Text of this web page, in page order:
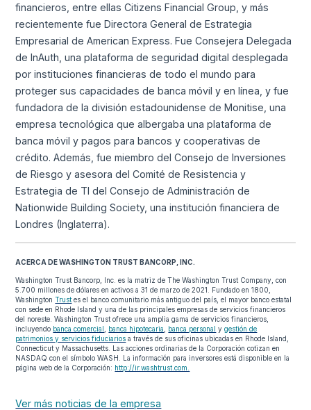
financieros, entre ellas Citizens Financial Group, y más
recientemente fue Directora General de Estrategia
Empresarial de American Express. Fue Consejera Delegada
de InAuth, una plataforma de seguridad digital desplegada
por instituciones financieras de todo el mundo para
proteger sus capacidades de banca móvil y en línea, y fue
fundadora de la división estadounidense de Monitise, una
empresa tecnológica que albergaba una plataforma de
banca móvil y pagos para bancos y cooperativas de
crédito. Además, fue miembro del Consejo de Inversiones
de Riesgo y asesora del Comité de Resistencia y
Estrategia de TI del Consejo de Administración de
Nationwide Building Society, una institución financiera de
Londres (Inglaterra).
ACERCA DE WASHINGTON TRUST BANCORP, INC.
Washington Trust Bancorp, Inc. es la matriz de The Washington Trust Company, con
5.700 millones de dólares en activos a 31 de marzo de 2021. Fundado en 1800,
WashingtonTrust es el banco comunitario más antiguo del país, el mayor banco estatal
con sede en Rhode Island y una de las principales empresas de servicios financieros
del noreste. Washington Trust ofrece una amplia gama de servicios financieros,
incluyendo banca comercial banca hipotecaria banca personal ygestión de
patrimonios y servicios fiduciarios a través de sus oficinas ubicadas en Rhode Island,
Connecticut y Massachusetts. Las acciones ordinarias de la Corporación cotizan en
NASDAQ con el símbolo WASH. La información para inversores está disponible en la
página web de la Corporación: http://ir.washtrust.com.
Ver más noticias de la empresa